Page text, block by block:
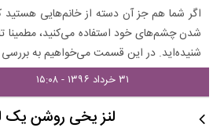
اگر شما هم جز آن دسته از خانم‌هایی هستید
شنیده‌اید. در این قسمت می‌خواهیم به بررسی
۳۱ خرداد ۱۳۹۶ - ۱۵:۰۸
لنز یخی روشن یک